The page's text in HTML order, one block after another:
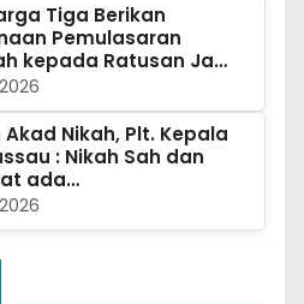
Tiga Berikan
Pemulasaran
kepada Ratusan Ja…
Akad Nikah, Plt. Kepala
: Nikah Sah dan
ada…